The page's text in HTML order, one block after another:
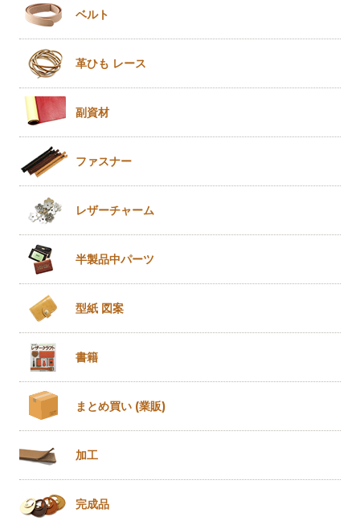
ベルト
革ひも レース
副資材
ファスナー
レザーチャーム
半製品中パーツ
型紙 図案
書籍
まとめ買い (業販)
加工
完成品